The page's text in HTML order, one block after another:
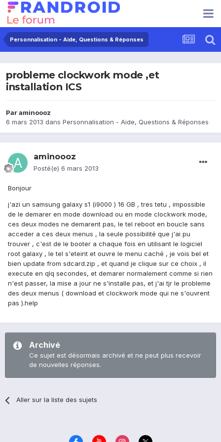
Personnalisation - Aide, Questions & Réponses
probleme clockwork mode ,et
installation ICS
Paraminoooz
6 mars 2013 dans Personnalisation - Aide, Questions & Réponses
aminoooz
Posté(e) 6 mars 2013
Bonjour
j'azi un samsung galaxy s1 (i9000 ) 16 GB , tres tetu , impossible
de le demarer en mode download ou en mode clockwork mode,
ces deux modes ne demarent pas, le tel reboot en boucle sans
acceder a ces deux menus , la seule possibilité que j'ai pu
trouver , c'est de le booter a chaque fois en utilisant le logiciel
root galaxy , le tel s'eteint et ouvre le menu caché , je vois bel et
bien update from sdcard.zip , et quand je clique sur ce choix , il
execute en qlq secondes, et demarer normalement comme si rien
n'est passer, la mise a jour ne s'installe pas, et j'ai tjr le probleme
des deux menus ( download et clockwork mode qui ne s'ouvrent
pas ).help
Archivé
Ce sujet est désormais archivé et ne peut plus recevoir
de nouvelles réponses.
Aller sur la liste des sujets